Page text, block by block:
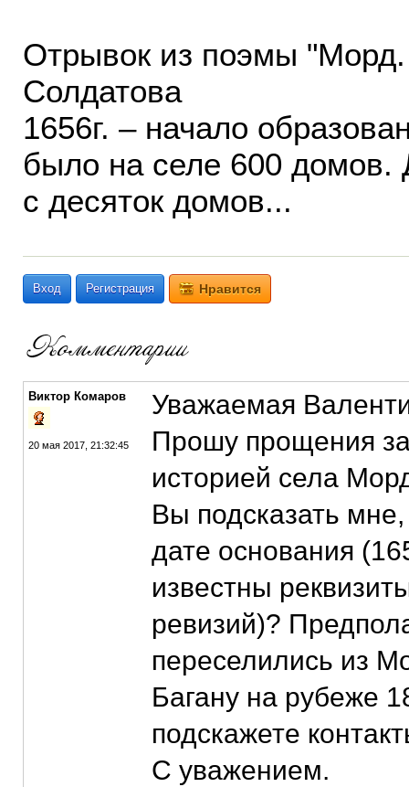
Отрывок из поэмы "Морд.
Солдатова
1656г. – начало
было на селе 600 домов.
с десяток домов...
Вход Регистрация Нравится
Виктор Комаров
20 мая 2017, 21:32:45
Уважаемая
Прошу прощения
историей села
Вы подсказать
дате основания
известны
ревизий)?
переселились из
Багану на рубеже
подскажете
С уважением.